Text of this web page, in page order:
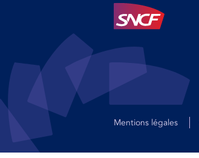
Mentions légales